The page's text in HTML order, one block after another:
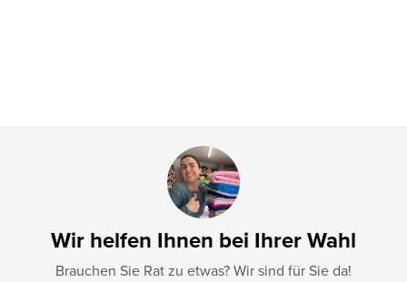
Wir helfen Ihnen bei Ihrer Wahl
Brauchen Sie Rat zu etwas? Wir sind für Sie da!